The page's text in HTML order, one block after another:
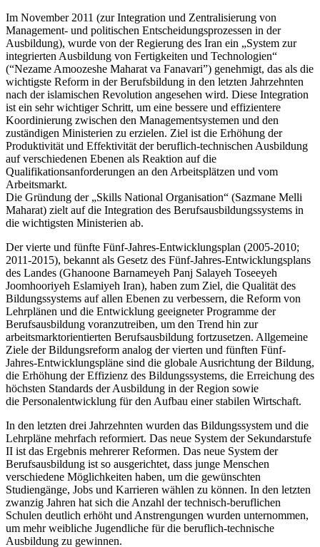
Im November 2011 (zur Integration und Zentralisierung von
Management- und politischen Entscheidungsprozessen in der
Ausbildung), wurde von der Regierung des Iran ein „System zur
integrierten Ausbildung von Fertigkeiten und Technologien“
(“Nezame Amoozeshe Maharat va Fanavari”) genehmigt, das als die
wichtigste Reform in der Berufsbildung in den letzten Jahrzehnten
nach der islamischen Revolution angesehen wird. Diese Integration
ist ein sehr wichtiger Schritt, um eine bessere und effizientere
Koordinierung zwischen den Managementsystemen und den
zuständigen Ministerien zu erzielen. Ziel ist die Erhöhung der
Produktivität und Effektivität der beruflich-technischen Ausbildung
auf verschiedenen Ebenen als Reaktion auf die
Qualifikationsanforderungen an den Arbeitsplätzen und vom
Arbeitsmarkt.
Die Gründung der „Skills National Organisation“ (Sazmane Melli
Maharat) zielt auf die Integration des Berufsausbildungssystems in
die wichtigsten Ministerien ab.
Der vierte und fünfte Fünf-Jahres-Entwicklungsplan (2005-2010;
2011-2015), bekannt als Gesetz des Fünf-Jahres-Entwicklungsplans
des Landes (Ghanoone Barnameyeh Panj Salayeh Toseeyeh
Joomhooriyeh Eslamiyeh Iran), haben zum Ziel, die Qualität des
Bildungssystems auf allen Ebenen zu verbessern, die Reform von
Lehrplänen und die Entwicklung geeigneter Programme der
Berufsausbildung voranzutreiben, um den Trend hin zur
arbeitsmarktorientierten Berufsausbildung fortzusetzen. Allgemeine
Ziele der Bildungsreform analog der vierten und fünften Fünf-
Jahres-Entwicklungspläne sind die globale Ausrichtung der Bildung,
die Erhöhung der Effizienz des Bildungssystems, die Erreichung des
höchsten Standards der Ausbildung in der Region sowie
die Personalentwicklung für den Aufbau einer stabilen Wirtschaft.
In den letzten drei Jahrzehnten wurden das Bildungssystem und die
Lehrpläne mehrfach reformiert. Das neue System der Sekundarstufe
II ist das Ergebnis mehrerer Reformen. Das neue System der
Berufsausbildung ist so ausgerichtet, dass junge Menschen
verschiedene Möglichkeiten haben, um die gewünschten
Studiengänge, Jobs und Karrieren wählen zu können. In den letzten
zwanzig Jahren hat sich die Anzahl der technisch-beruflichen
Schulen deutlich erhöht und Anstrengungen wurden unternommen,
um mehr weibliche Jugendliche für die beruflich-technische
Ausbildung zu gewinnen.